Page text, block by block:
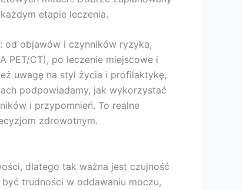
etapie leczenia.
od objawów i czynników ryzyka,
PET/CT), po leczenie miejscowe i
uwagę na styl życia i profilaktykę,
podpowiadamy, jak wykorzystać
i przypomnień. To realne
zdrowotnym.
dlatego tak ważna jest czujność
trudności w oddawaniu moczu,